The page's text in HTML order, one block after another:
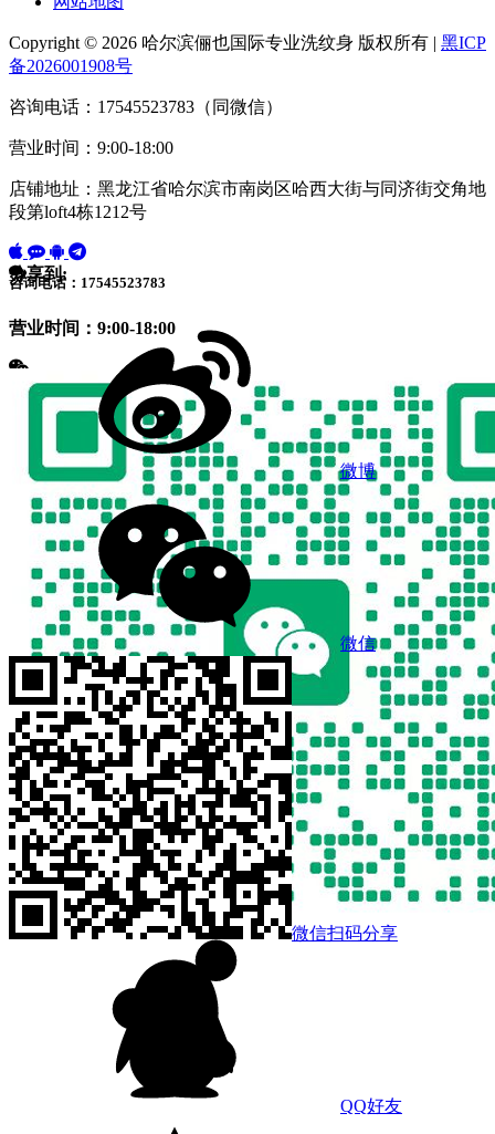
Copyright © 2026 哈尔滨俪也国际专业洗纹身 版权所有 | 黑ICP
备2026001908号
咨询电话：17545523783（同微信）
营业时间：9:00-18:00
店铺地址：黑龙江省哈尔滨市南岗区哈西大街与同济街交角地
段第loft4栋1212号
咨询电话：17545523783
营业时间：9:00-18:00
分享到:
微博
微信
微信扫码分享
QQ好友